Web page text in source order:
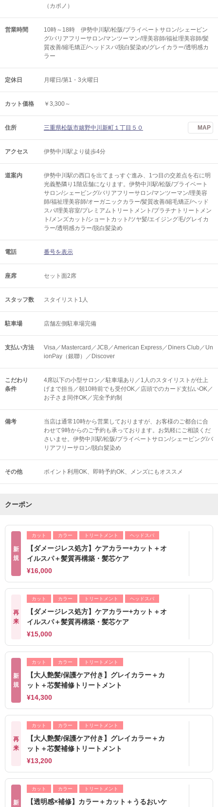
（カポノ）
営業時間
10時～18時 伊勢中川駅/松阪/プライベートサロン/シェービン
グ/バリアフリーサロン/マンツーマン/理美容師/福祉理美容師/髪
質改善/縮毛矯正/ヘッドスパ/脱白髪染め/グレイカラー/透明感カ
ラー
定休日 月曜日/第1・3火曜日
カット価格 ￥3,300～
住所 三重県松阪市嬉野中川新町１丁目５０ MAP
アクセス 伊勢中川駅より徒歩4分
道案内
伊勢中川駅の西口を出てまっすぐ進み、1つ目の交差点を右に明
光義塾隣り1階店舗になります。伊勢中川駅/松阪/プライベート
サロン/シェービング/バリアフリーサロン/マンツーマン/理美容
師/福祉理美容師/オーガニックカラー/髪質改善/縮毛矯正/ヘッド
スパ/理美容室/プレミアムトリートメント/プラチナトリートメン
ト/メンズカット/ショートカット/ツヤ髪/エイジング毛/グレイカ
ラー/透明感カラー/脱白髪染め
電話 番号を表示
座席 セット面2席
スタッフ数 スタイリスト1人
駐車場 店舗左側駐車場完備
支払い方法
Visa／Mastercard／JCB／American Express／Diners Club／Un
ionPay（銀聯）／Discover
こだわり
条件
4席以下の小型サロン／駐車場あり／1人のスタイリストが仕上
げまで担当／朝10時前でも受付OK／店頭でのカード支払いOK／
お子さま同伴OK／完全予約制
備考
当店は通常10時から営業しておりますが、お客様のご都合に合
わせて9時からのご予約も承っております。お気軽にご相談くだ
さいませ。伊勢中川駅/松阪/プライベートサロン/シェービング/バ
リアフリーサロン/脱白髪染め
その他 ポイント利用OK 即時予約OK メンズにもオススメ
クーポン
新
規
カット カラー トリートメント ヘッドスパ
【ダメージレス処方】ケアカラー+カット＋オ
イルスパ＋髪質再構築・髪芯ケア
¥16,000
再
来
カット カラー トリートメント ヘッドスパ
【ダメージレス処方】ケアカラー+カット＋オ
イルスパ＋髪質再構築・髪芯ケア
¥15,000
新
規
カット カラー トリートメント
【大人艶髪/保護ケア付き】グレイカラー＋カ
ット＋芯髪補修トリートメント
¥14,300
再
来
カット カラー トリートメント
【大人艶髪/保護ケア付き】グレイカラー＋カ
ット＋芯髪補修トリートメント
¥13,200
新
カット カラー トリートメント
【透明感×補修】カラー＋カット＋うるおいケ